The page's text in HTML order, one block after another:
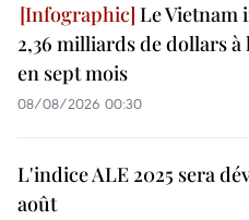
Le Vietnam
2,36 milliards de dollars
en sept mois
08/08/2026 00:30
L'indice ALE 2025 sera
août